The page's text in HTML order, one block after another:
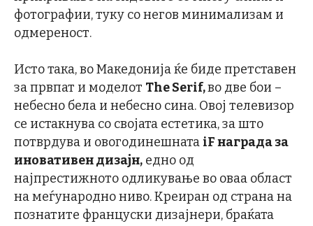
фотографии, туку со негов минимализам и
одмереност.
Исто така, во Македонија ќе биде претставен
за првпат и моделот The Serif,во две бои –
небесно бела и небесно сина. Овој телевизор
се истакнува со својата естетика, за што
потврдува и овогодинешната iFнаграда за
иновативен дизајн, едно од
најпрестижното одликување во оваа област
на меѓународно ниво. Креиран од страна на
познатите француски дизајнери, браќата